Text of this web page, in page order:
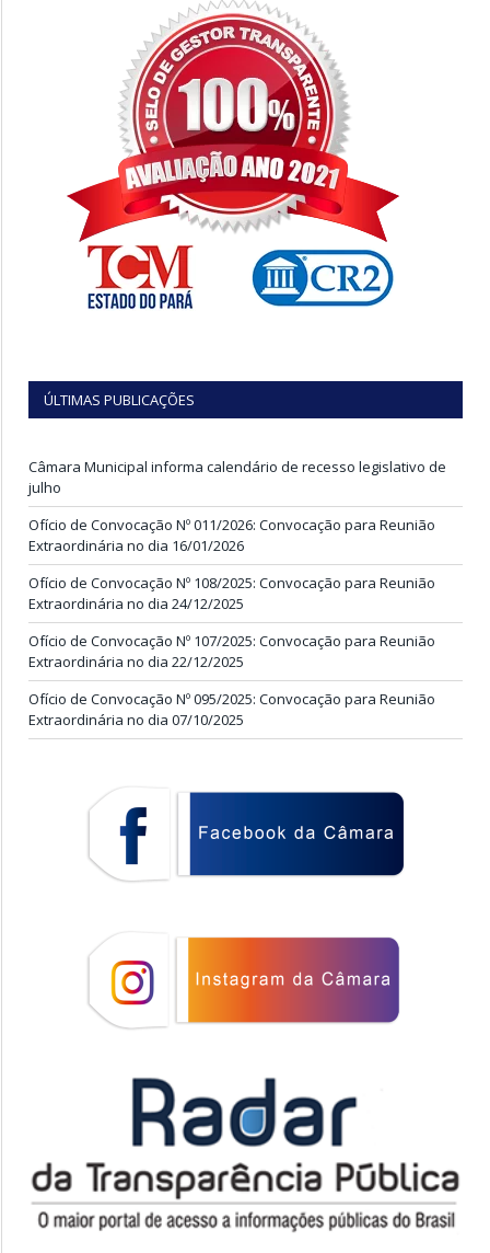
ÚLTIMAS PUBLICAÇÕES
Câmara Municipal informa calendário de recesso legislativo de
julho
Ofício de Convocação Nº 011/2026: Convocação para Reunião
Extraordinária no dia 16/01/2026
Ofício de Convocação Nº 108/2025: Convocação para Reunião
Extraordinária no dia 24/12/2025
Ofício de Convocação Nº 107/2025: Convocação para Reunião
Extraordinária no dia 22/12/2025
Ofício de Convocação Nº 095/2025: Convocação para Reunião
Extraordinária no dia 07/10/2025